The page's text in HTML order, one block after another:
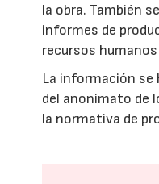
la obra. También
informes de
recursos
La información
del anonimato de
la normativa de